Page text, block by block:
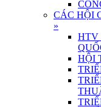
CÁC HỘI
»
HTV
HỘI